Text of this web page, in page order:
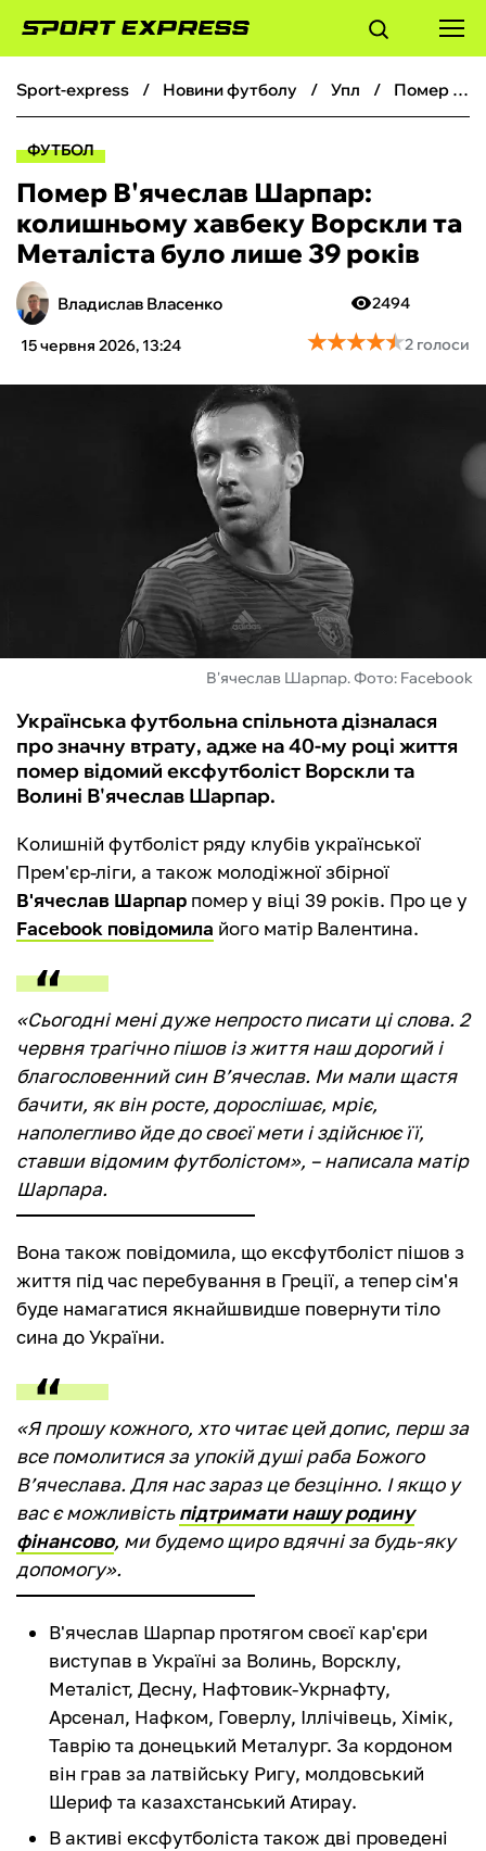
ФУТБОЛ
БОКС
ХОКЕЙ
ТЕНІС
БУКМЕКЕРИ
sport-express новини футболу упл Помер В'ячеслав Шарпар: колишньому хавбеку Ворскли та Металіста було лише 39 років
ФУТБОЛ
Помер В'ячеслав Шарпар:
колишньому хавбеку Ворскли та
Металіста було лише 39 років
Владислав Власенко
15 червня 2026, 13:24
2494
★★★★★
★★★★★2 голоси
В'ячеслав Шарпар. Фото: Facebook
Українська футбольна спільнота дізналася
про значну втрату, адже на 40-му році життя
помер відомий ексфутболіст Ворскли та
Волині В'ячеслав Шарпар.
Колишній футболіст ряду клубів української
Прем'єр-ліги, а також молодіжної збірної
В'ячеслав Шарпар помер у віці 39 років. Про це у
Facebook повідомила його матір Валентина.
«Сьогодні мені дуже непросто писати ці слова. 2
червня трагічно пішов із життя наш дорогий і
благословенний син В’ячеслав. Ми мали щастя
бачити, як він росте, дорослішає, мріє,
наполегливо йде до своєї мети і здійснює її,
ставши відомим футболістом», – написала матір
Шарпара.
Вона також повідомила, що ексфутболіст пішов з
життя під час перебування в Греції, а тепер сім'я
буде намагатися якнайшвидше повернути тіло
сина до України.
«Я прошу кожного, хто читає цей допис, перш за
все помолитися за упокій душі раба Божого
В’ячеслава. Для нас зараз це безцінно. І якщо у
вас є можливістьпідтримати нашу родину
фінансово, ми будемо щиро вдячні за будь-яку
допомогу».
В'ячеслав Шарпар протягом своєї кар'єри
виступав в Україні за Волинь, Ворсклу,
Металіст, Десну, Нафтовик-Укрнафту,
Арсенал, Нафком, Говерлу, Іллічівець, Хімік,
Таврію та донецький Металург. За кордоном
він грав за латвійську Ригу, молдовський
Шериф та казахстанський Атирау.
В активі ексфутболіста також дві проведені